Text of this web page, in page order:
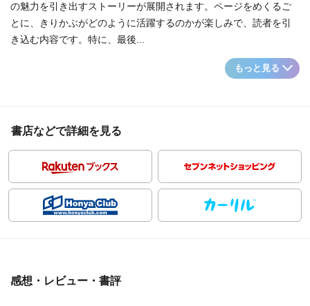
の魅力を引き出すストーリーが展開されます。ページをめくるご
とに、きりかぶがどのように活躍するのかが楽しみで、読者を引
き込む内容です。特に、最後...
もっと見る
書店などで詳細を見る
感想・レビュー・書評